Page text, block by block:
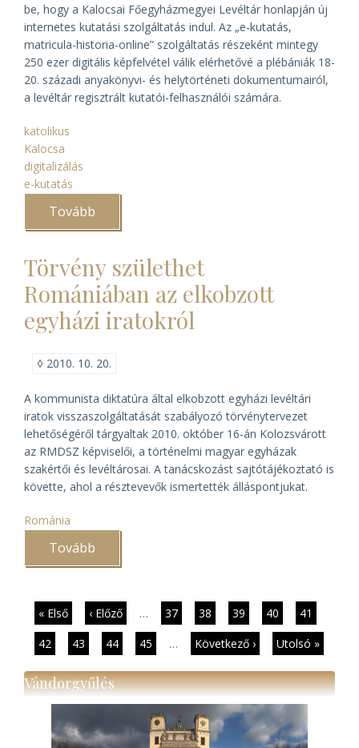
be, hogy a Kalocsai Főegyházmegyei Levéltár honlapján új
internetes kutatási szolgáltatás indul. Az „e-kutatás,
matricula-historia-online” szolgáltatás részeként mintegy
250 ezer digitális képfelvétel válik elérhetővé a plébániák 18-
20. századi anyakönyvi- és helytörténeti dokumentumairól,
a levéltár regisztrált kutatói-felhasználói számára.
katolikus
Kalocsa
digitalizálás
e-kutatás
Tovább
a
„e-
kutatásról”)
Törvény születhet
Romániában az elkobzott
egyházi iratokról
◊ 2010. 10. 20.
A kommunista diktatúra által elkobzott egyházi levéltári
iratok visszaszolgáltatását szabályozó törvénytervezet
lehetőségéről tárgyaltak 2010. október 16-án Kolozsvárott
az RMDSZ képviselői, a történelmi magyar egyházak
szakértői és levéltárosai. A tanácskozást sajtótájékoztató is
követte, ahol a résztevevők ismertették álláspontjukat.
Románia
Tovább
Romániában
elkobzott
egyházi
iratokról)
Oldalszámozás
Első
oldal
« Első
Előző
oldal
‹ Előző … Page
37 Page
38 Page
39 Page
40
Jelenlegi
oldal
41
Page
42 Page
43 Page
44 Page
45 …
Következő
Következő ›
Utolsó
Utolsó »
Vándorgyűlés